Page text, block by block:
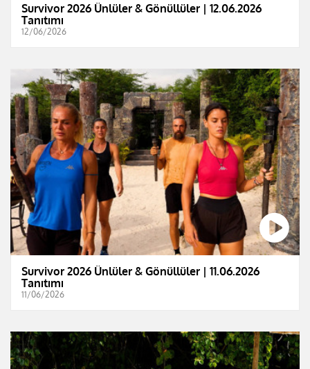
Survivor 2026 Ünlüler & Gönüllüler | 12.06.2026
Tanıtımı
12/06/2026
Survivor 2026 Ünlüler & Gönüllüler | 11.06.2026
Tanıtımı
11/06/2026